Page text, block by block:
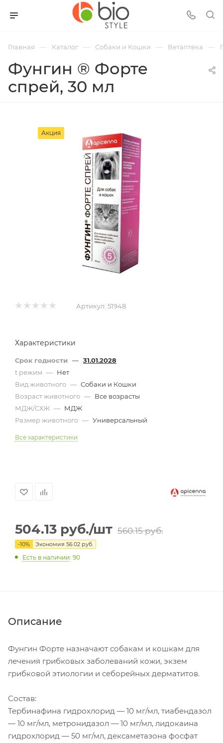
Главная — Каталог — Собаки и Кошки — Ветаптека —
Фунгин ® Форте
спрей, 30 мл
Акция
Артикул: 51948
Характеристики
Срок годности — 31.01.2028
t режим — Нет
Вид животного — Собаки и Кошки
Возраст животного — Все возрасты
МДЖ/СХЖ — МДЖ
Размер животного — Универсальный
Все характеристики
504.13 руб./шт 560.15руб.
-10% Экономия 56.02 руб.
Есть в наличии: 90
Описание
Фунгин Форте назначают собакам и кошкам для
лечения грибковых заболеваний кожи, экзем
грибковой этиологии и себорейных дерматитов.
Состав:
Тербинафина гидрохлорид — 10 мг/мл, тиабендазол
— 10 мг/мл, метронидазол — 10 мг/мл, лидокаина
гидрохлорид — 50 мг/мл, дексаметазона фосфат